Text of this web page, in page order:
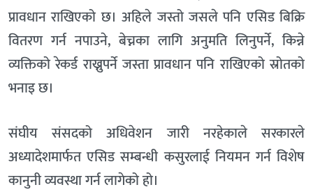
प्रावधान राखिएको छ। अहिले जस्तो जसले पनि एसिड बिक्रि
वितरण गर्न नपाउने, बेच्नका लागि अनुमति लिनुपर्ने, किन्ने
व्यक्तिको रेकर्ड राख्नुपर्ने जस्ता प्रावधान पनि राखिएको स्रोतको
भनाइ छ।
संघीय संसदको अधिवेशन जारी नरहेकाले सरकारले
अध्यादेशमार्फत एसिड सम्बन्धी कसुरलाई नियमन गर्न विशेष
कानुनी व्यवस्था गर्न लागेको हो।